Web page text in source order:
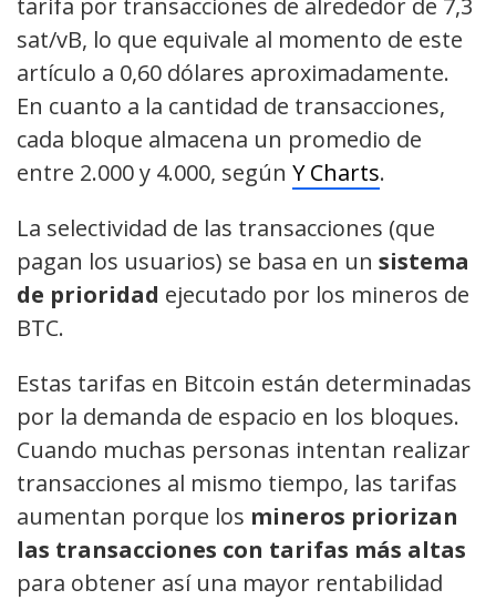
tarifa por transacciones de alrededor de 7,3
sat/vB, lo que equivale al momento de este
artículo a 0,60 dólares aproximadamente.
En cuanto a la cantidad de transacciones,
cada bloque almacena un promedio de
entre 2.000 y 4.000, según Y Charts.
La selectividad de las transacciones (que
pagan los usuarios) se basa en un sistema
de prioridad ejecutado por los mineros de
BTC.
Estas tarifas en Bitcoin están determinadas
por la demanda de espacio en los bloques.
Cuando muchas personas intentan realizar
transacciones al mismo tiempo, las tarifas
aumentan porque los mineros priorizan
las transacciones con tarifas más altas
para obtener así una mayor rentabilidad